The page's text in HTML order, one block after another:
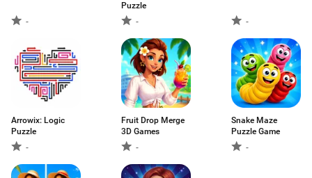
-
Puzzle
-
-
Arrowix: Logic
Puzzle
-
Fruit Drop Merge
3D Games
-
Snake Maze
Puzzle Game
-